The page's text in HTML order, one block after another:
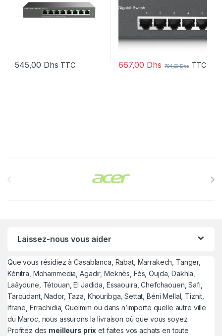
545,00 Dhs TTC 667,00 Dhs 704,00Dhs TTC
Laissez-nous vous aider
Que vous résidiez à Casablanca, Rabat, Marrakech, Tanger,
Kénitra, Mohammedia, Agadir, Meknès, Fès, Oujda, Dakhla,
Laâyoune, Tétouan, El Jadida, Essaouira, Chefchaouen, Safi,
Taroudant, Nador, Taza, Khouribga, Settat, Béni Mellal, Tiznit,
Ifrane, Errachidia, Guelmim ou dans n’importe quelle autre ville
du Maroc, nous assurons la livraison où que vous soyez.
Profitez des meilleurs prix et faites vos achats en toute